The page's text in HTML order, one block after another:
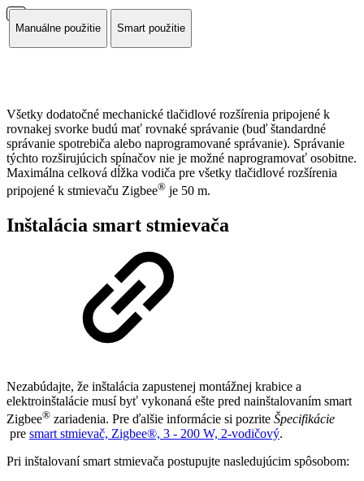
Manuálne použitie Smart použitie
Všetky dodatočné mechanické tlačidlové rozšírenia pripojené k
rovnakej svorke budú mať rovnaké správanie (buď štandardné
správanie spotrebiča alebo naprogramované správanie). Správanie
týchto rozširujúcich spínačov nie je možné naprogramovať osobitne.
Maximálna celková dĺžka vodiča pre všetky tlačidlové rozšírenia
pripojené k stmievaču Zigbee® je 50 m.
Inštalácia smart stmievača
Nezabúdajte, že inštalácia zapustenej montážnej krabice a
elektroinštalácie musí byť vykonaná ešte pred nainštalovaním smart
Zigbee® zariadenia. Pre ďalšie informácie si pozrite Špecifikácie
pre smart stmievač, Zigbee®, 3 - 200 W, 2-vodičový.
Pri inštalovaní smart stmievača postupujte nasledujúcim spôsobom: